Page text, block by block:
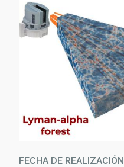
FECHA DE REALIZACIÓN